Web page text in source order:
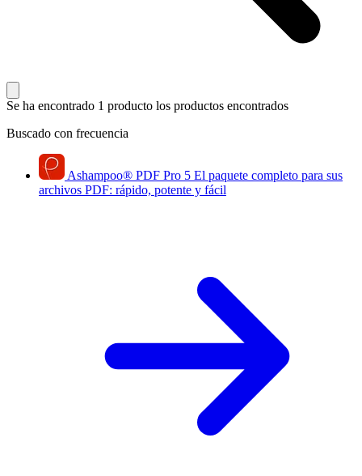
Se ha encontrado 1 producto los productos encontrados
Buscado con frecuencia
Ashampoo® PDF Pro 5 El paquete completo para sus
archivos PDF: rápido, potente y fácil